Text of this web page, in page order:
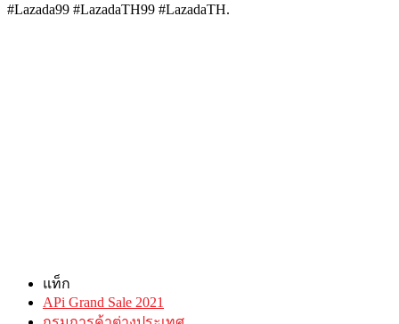
#Lazada99 #LazadaTH99 #LazadaTH.
แท็ก
APi Grand Sale 2021